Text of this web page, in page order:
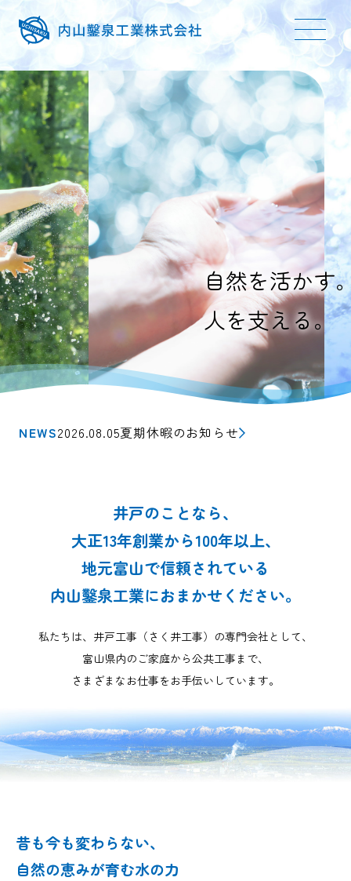
自然を活かす
人を支える。
NEWS2026.08.05夏期休暇のお知らせ
井戸のことなら、
大正13年創業から100年以上、
地元富山で信頼されている
内山鑿泉工業におまかせください。
私たちは、井戸工事（さく井工事） の専門会社として、
富山県内のご家庭から公共工事まで、
さまざまなお仕事をお手伝いしています。
昔も今も変わらない、
自然の恵みが育む水の力